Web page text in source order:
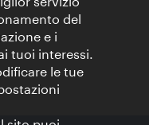
del
e i
tuoi interessi.
le tue